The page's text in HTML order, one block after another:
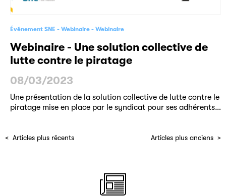
Événement SNE Webinaire Webinaire
Webinaire - Une solution collective de
lutte contre le piratage
08/03/2023
Une présentation de la solution collective de lutte contre le
piratage mise en place par le syndicat pour ses adhérents…
Articles plus anciens
Articles plus récents